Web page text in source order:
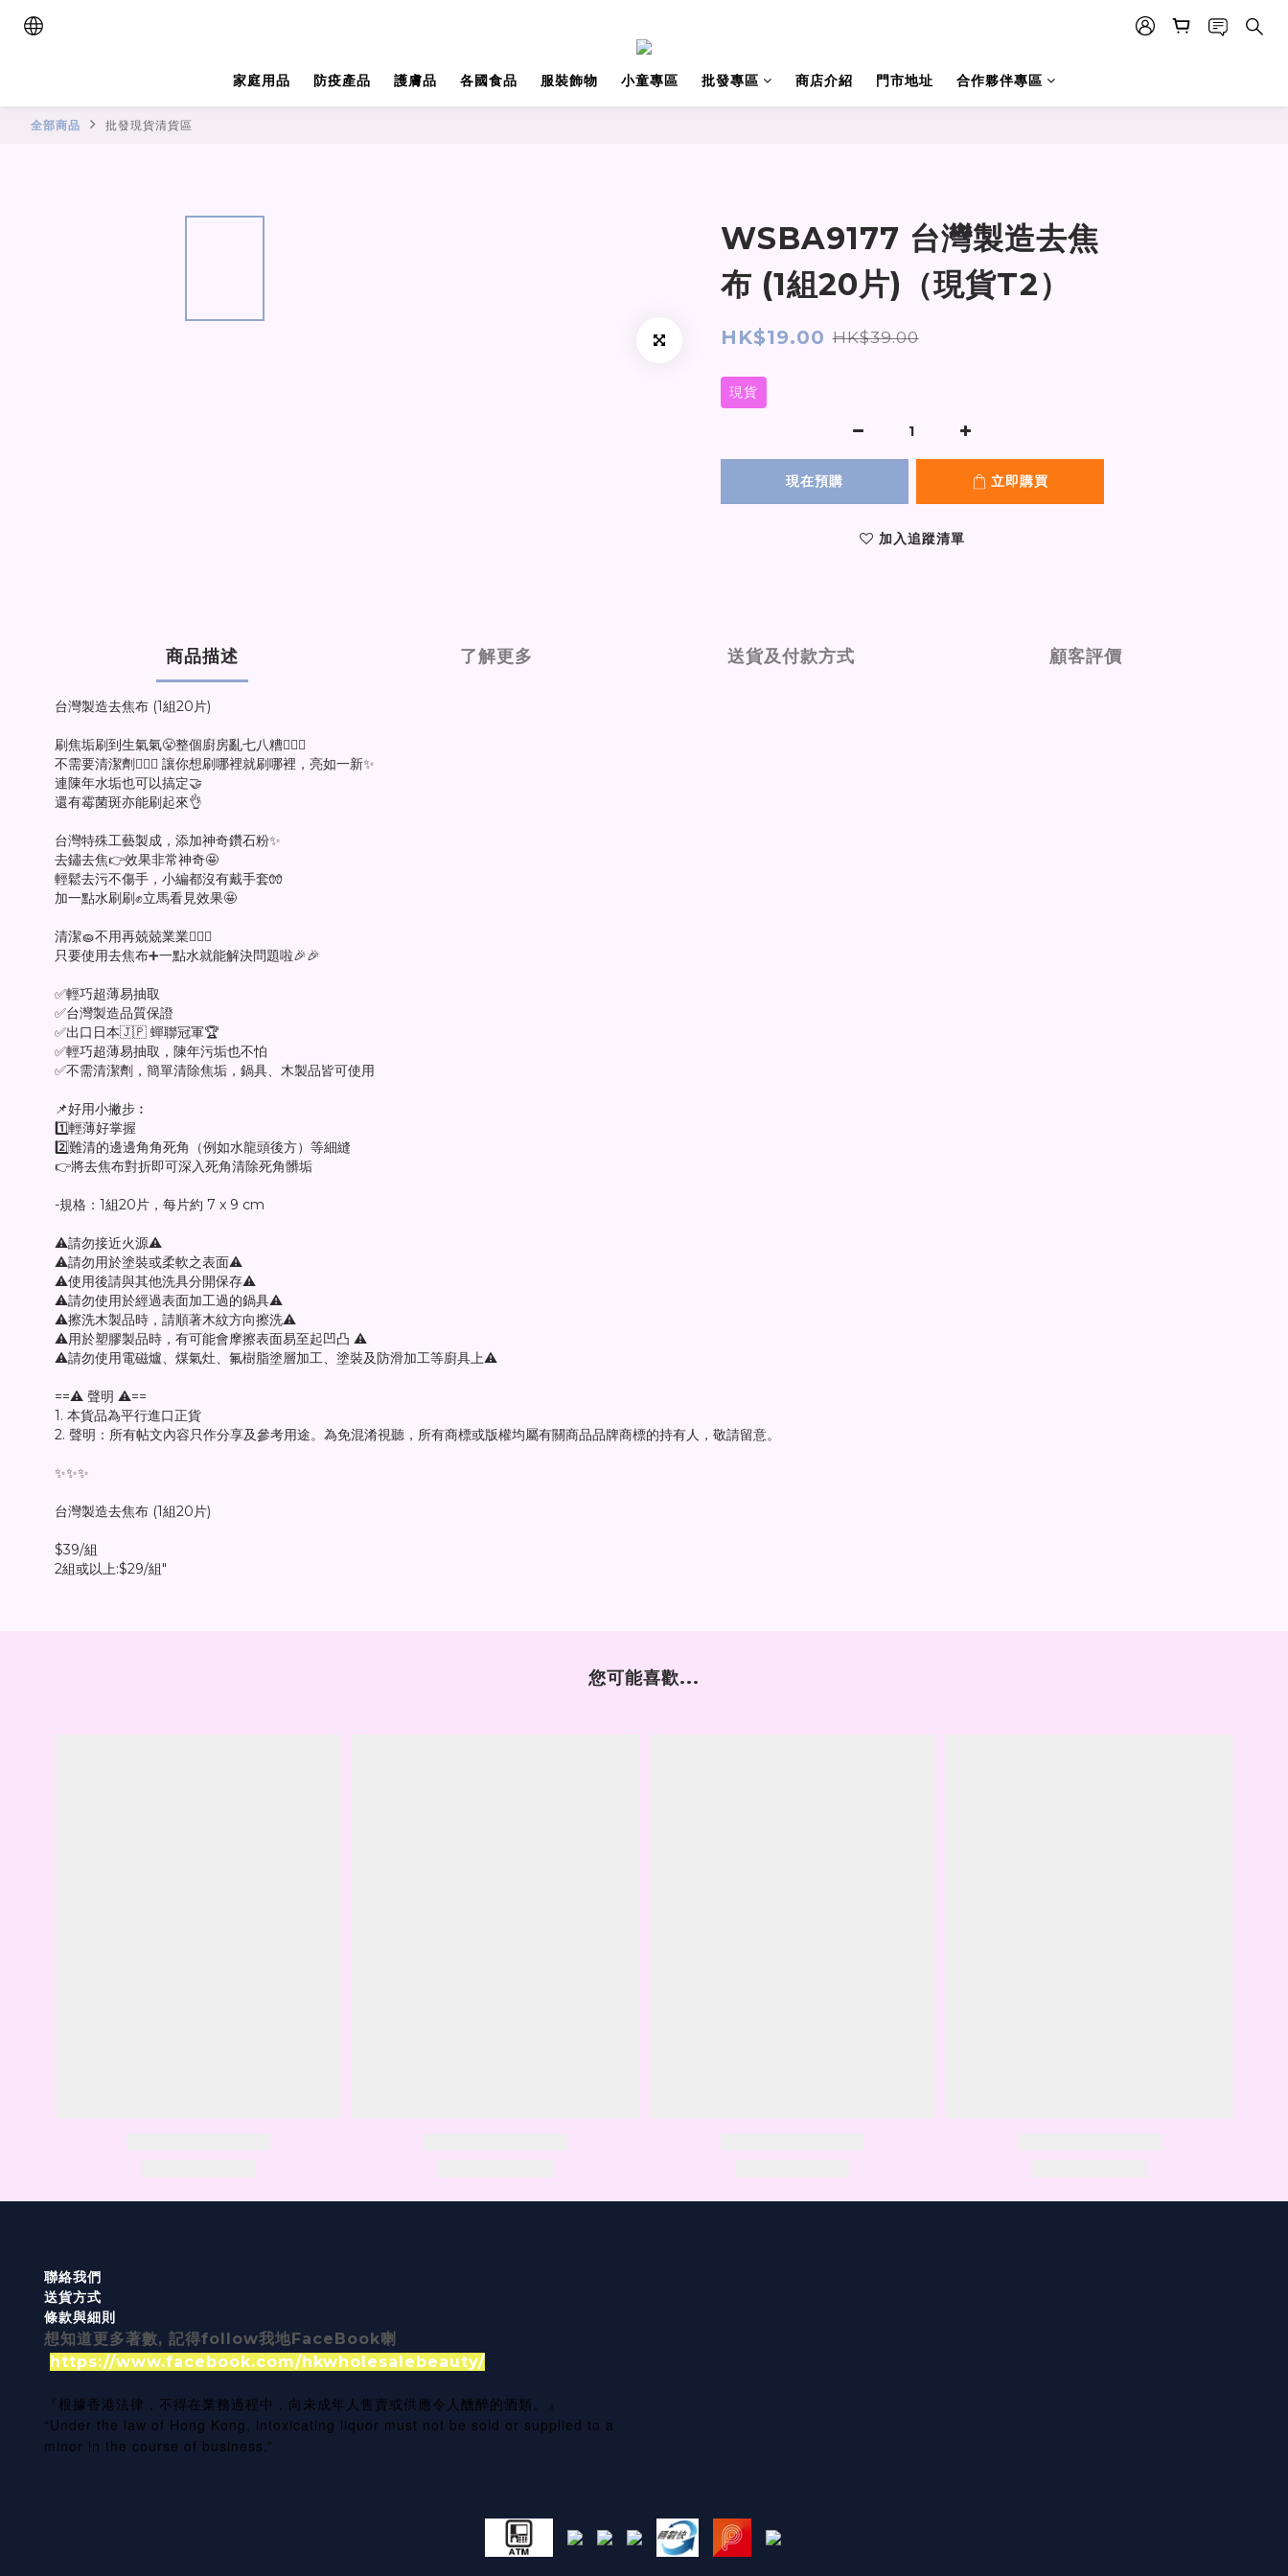
家庭用品 防疫產品 護膚品 各國食品 服裝飾物 小童專區 批發專區 商店介紹 門市地址 合作夥伴專區
全部商品 批發現貨清貨區
WSBA9177 台灣製造去焦
布 (1組20片)（現貨T2）
HK$19.00 HK$39.00
現貨
現在預購 立即購買
加入追蹤清單
商品描述 了解更多 送貨及付款方式 顧客評價
台灣製造去焦布 (1組20片)
刷焦垢刷到生氣氣😤整個廚房亂七八糟🤷🏻‍♀️
不需要清潔劑🙅🏻‍♀️ 讓你想刷哪裡就刷哪裡，亮如一新✨
連陳年水垢也可以搞定🤝
還有霉菌斑亦能刷起來👌
台灣特殊工藝製成，添加神奇鑽石粉✨
去鏽去焦👉效果非常神奇🤩
輕鬆去污不傷手，小編都沒有戴手套🧤
加一點水刷刷✊立馬看見效果🤩
清潔🧽不用再兢兢業業🙅🏻‍♀️
只要使用去焦布➕一點水就能解決問題啦🎉🎉
✅輕巧超薄易抽取
✅台灣製造品質保證
✅出口日本🇯🇵 蟬聯冠軍🏆
✅輕巧超薄易抽取，陳年污垢也不怕
✅不需清潔劑，簡單清除焦垢，鍋具、木製品皆可使用
📌好用小撇步︰
1️⃣輕薄好掌握
2️⃣難清的邊邊角角死角（例如水龍頭後方）等細縫
👉將去焦布對折即可深入死角清除死角髒垢
-規格：1組20片，每片約 7 x 9 cm
⚠️請勿接近火源⚠️
⚠️請勿用於塗裝或柔軟之表面⚠️
⚠️使用後請與其他洗具分開保存⚠️
⚠️請勿使用於經過表面加工過的鍋具⚠️
⚠️擦洗木製品時，請順著木紋方向擦洗⚠️
⚠️用於塑膠製品時，有可能會摩擦表面易至起凹凸 ⚠️
⚠️請勿使用電磁爐、煤氣灶、氟樹脂塗層加工、塗裝及防滑加工等廚具上⚠️
==⚠️ 聲明 ⚠️==
1. 本貨品為平行進口正貨
2. 聲明：所有帖文內容只作分享及參考用途。為免混淆視聽，所有商標或版權均屬有關商品品牌商標的持有人，敬請留意。
✨✨✨
台灣製造去焦布 (1組20片)
$39/組
2組或以上:$29/組"
您可能喜歡...
聯絡我們
送貨方式
條款與細則
想知道更多著數, 記得follow我地FaceBook喇
https://www.facebook.com/hkwholesalebeauty/
『根據香港法律，不得在業務過程中，向未成年人售賣或供應令人醺醉的酒類。』
“Under the law of Hong Kong, intoxicating liquor must not be sold or supplied to a
minor in the course of business.”